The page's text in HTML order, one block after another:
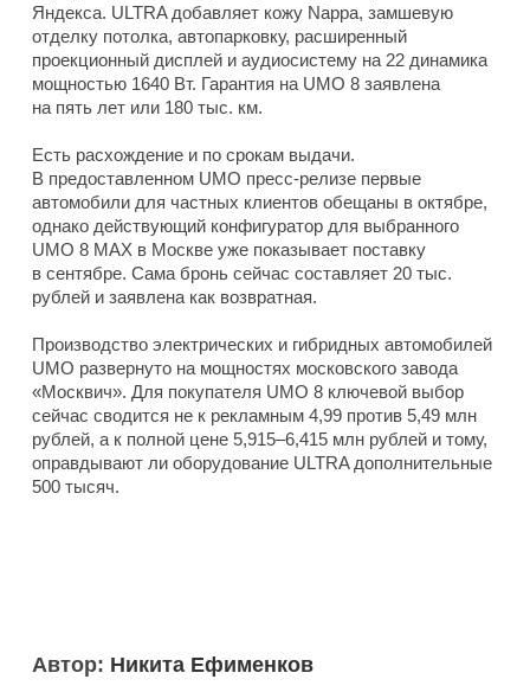
Яндекса. ULTRA добавляет кожу Nappa, замшевую
отделку потолка, автопарковку, расширенный
проекционный дисплей и аудиосистему на 22 динамика
мощностью 1640 Вт. Гарантия на UMO 8 заявлена
на пять лет или 180 тыс. км.
Есть расхождение и по срокам выдачи.
В предоставленном UMO пресс-релизе первые
автомобили для частных клиентов обещаны в октябре,
однако действующий конфигуратор для выбранного
UMO 8 MAX в Москве уже показывает поставку
в сентябре. Сама бронь сейчас составляет 20 тыс.
рублей и заявлена как возвратная.
Производство электрических и гибридных автомобилей
UMO развернуто на мощностях московского завода
«Москвич». Для покупателя UMO 8 ключевой выбор
сейчас сводится не к рекламным 4,99 против 5,49 млн
рублей, а к полной цене 5,915–6,415 млн рублей и тому,
оправдывают ли оборудование ULTRA дополнительные
500 тысяч.
Автор: Никита Ефименков